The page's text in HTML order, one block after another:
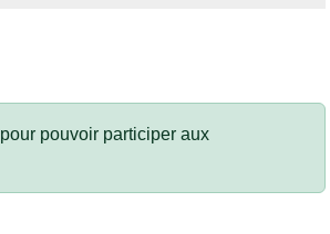
pour pouvoir participer aux